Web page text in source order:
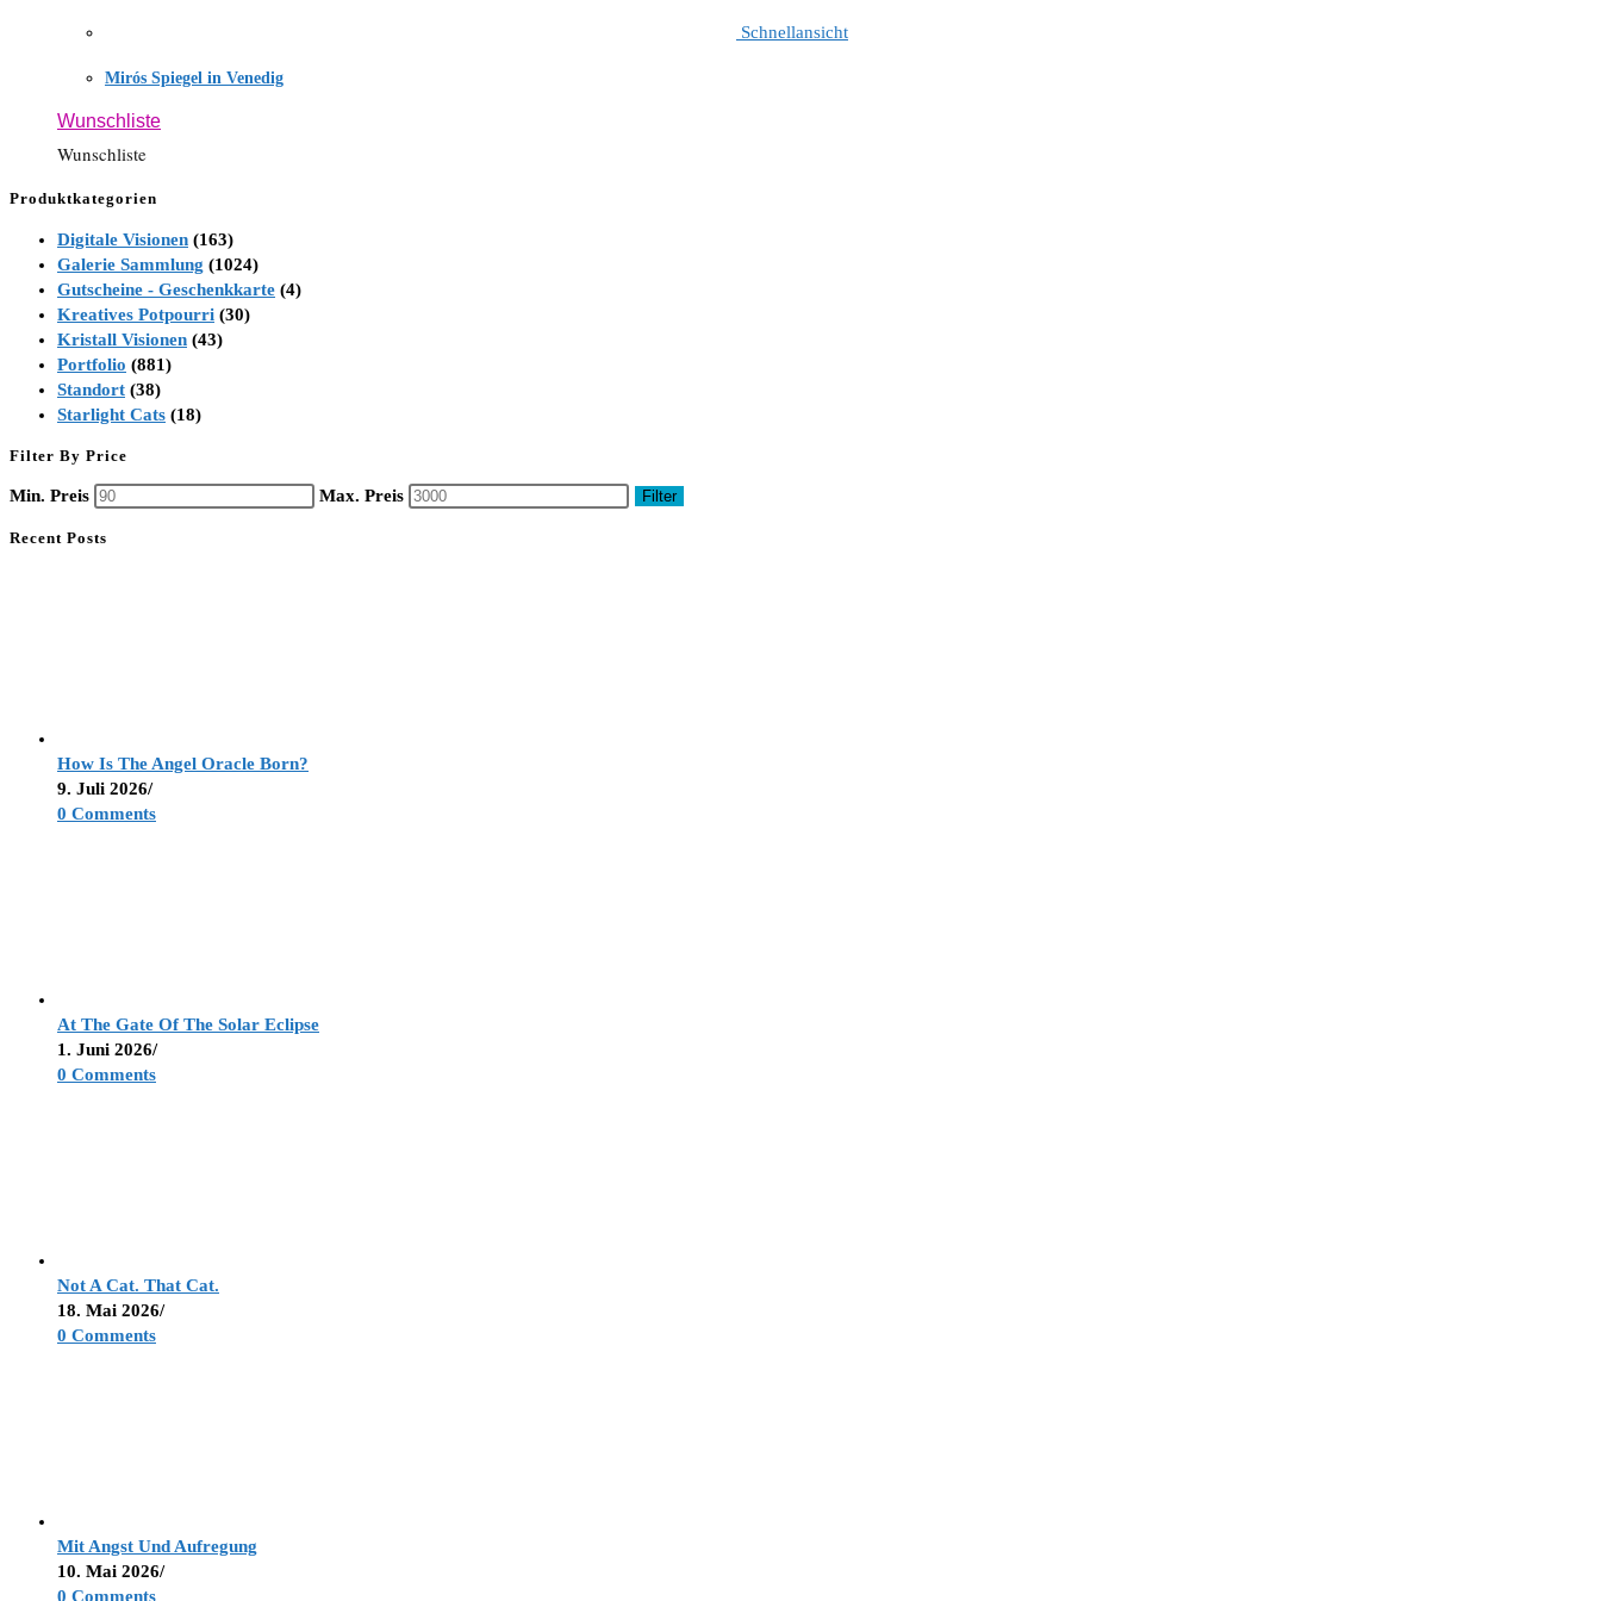
Schnellansicht
Mirós Spiegel in Venedig
Wunschliste
Wunschliste
Produktkategorien
Digitale Visionen (163)
Galerie Sammlung (1024)
Gutscheine - Geschenkkarte (4)
Kreatives Potpourri (30)
Kristall Visionen (43)
Portfolio (881)
Standort (38)
Starlight Cats (18)
Filter By Price
Min. Preis Max. Preis Filter
Recent Posts
How Is The Angel Oracle Born?
9. Juli 2026/
0 Comments
At The Gate Of The Solar Eclipse
1. Juni 2026/
0 Comments
Not A Cat. That Cat.
18. Mai 2026/
0 Comments
Mit Angst Und Aufregung
10. Mai 2026/
0 Comments